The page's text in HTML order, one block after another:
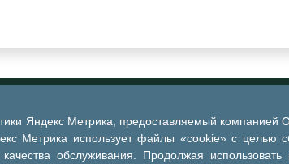
Яндекс Метрика, предоставляемый
Метрика использует файлы «cookie» с целью
обслуживания. Продолжая